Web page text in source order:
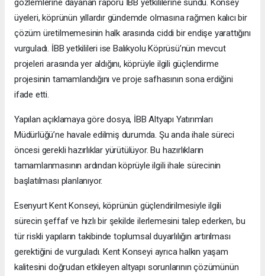
gözlemlerine dayanan raporu İBB yetkililerine sundu. Konsey
üyeleri, köprünün yıllardır gündemde olmasına rağmen kalıcı bir
çözüm üretilmemesinin halk arasında ciddi bir endişe yarattığını
vurguladı. İBB yetkilileri ise Balıkyolu Köprüsü’nün mevcut
projeleri arasında yer aldığını, köprüyle ilgili güçlendirme
projesinin tamamlandığını ve proje safhasının sona erdiğini
ifade etti.
Yapılan açıklamaya göre dosya, İBB Altyapı Yatırımları
Müdürlüğü’ne havale edilmiş durumda. Şu anda ihale süreci
öncesi gerekli hazırlıklar yürütülüyor. Bu hazırlıkların
tamamlanmasının ardından köprüyle ilgili ihale sürecinin
başlatılması planlanıyor.
Esenyurt Kent Konseyi, köprünün güçlendirilmesiyle ilgili
sürecin şeffaf ve hızlı bir şekilde ilerlemesini talep ederken, bu
tür riskli yapıların takibinde toplumsal duyarlılığın artırılması
gerektiğini de vurguladı. Kent Konseyi ayrıca halkın yaşam
kalitesini doğrudan etkileyen altyapı sorunlarının çözümünün